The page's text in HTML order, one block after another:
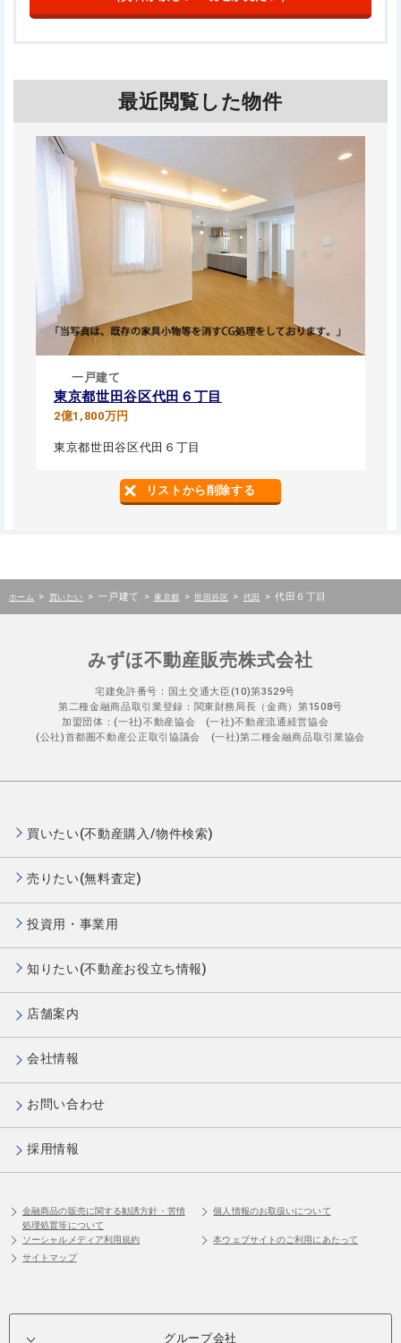
最近閲覧した物件
一戸建て
東京都世田谷区代田６丁目
2億1,800万円
東京都世田谷区代田６丁目
リストから削除する
ホーム > 買いたい > 一戸建て > 東京都 > 世田谷区 > 代田 > 代田６丁目
みずほ不動産販売株式会社
宅建免許番号：国土交通大臣(10)第3529号
第二種金融商品取引業登録：関東財務局長（金商）第1508号
加盟団体：(一社)不動産協会 (一社)不動産流通経営協会
(公社)首都圏不動産公正取引協議会 (一社)第二種金融商品取引業協会
買いたい(不動産購入/物件検索)
売りたい(無料査定)
投資用・事業用
知りたい(不動産お役立ち情報)
店舗案内
会社情報
お問い合わせ
採用情報
金融商品の販売に関する勧誘方針・苦情
処理処置等について
個人情報のお取扱いについて
ソーシャルメディア利用規約
本ウェブサイトのご利用にあたって
サイトマップ
グループ会社